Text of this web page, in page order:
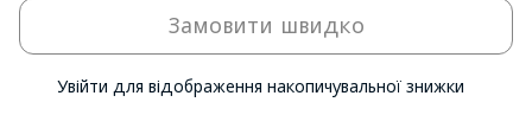
Замовити швидко
Увійти для відображення накопичувальної знижки